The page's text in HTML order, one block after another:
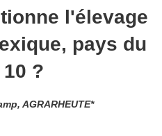
l'élevage
pays du
?
AGRARHEUTE*